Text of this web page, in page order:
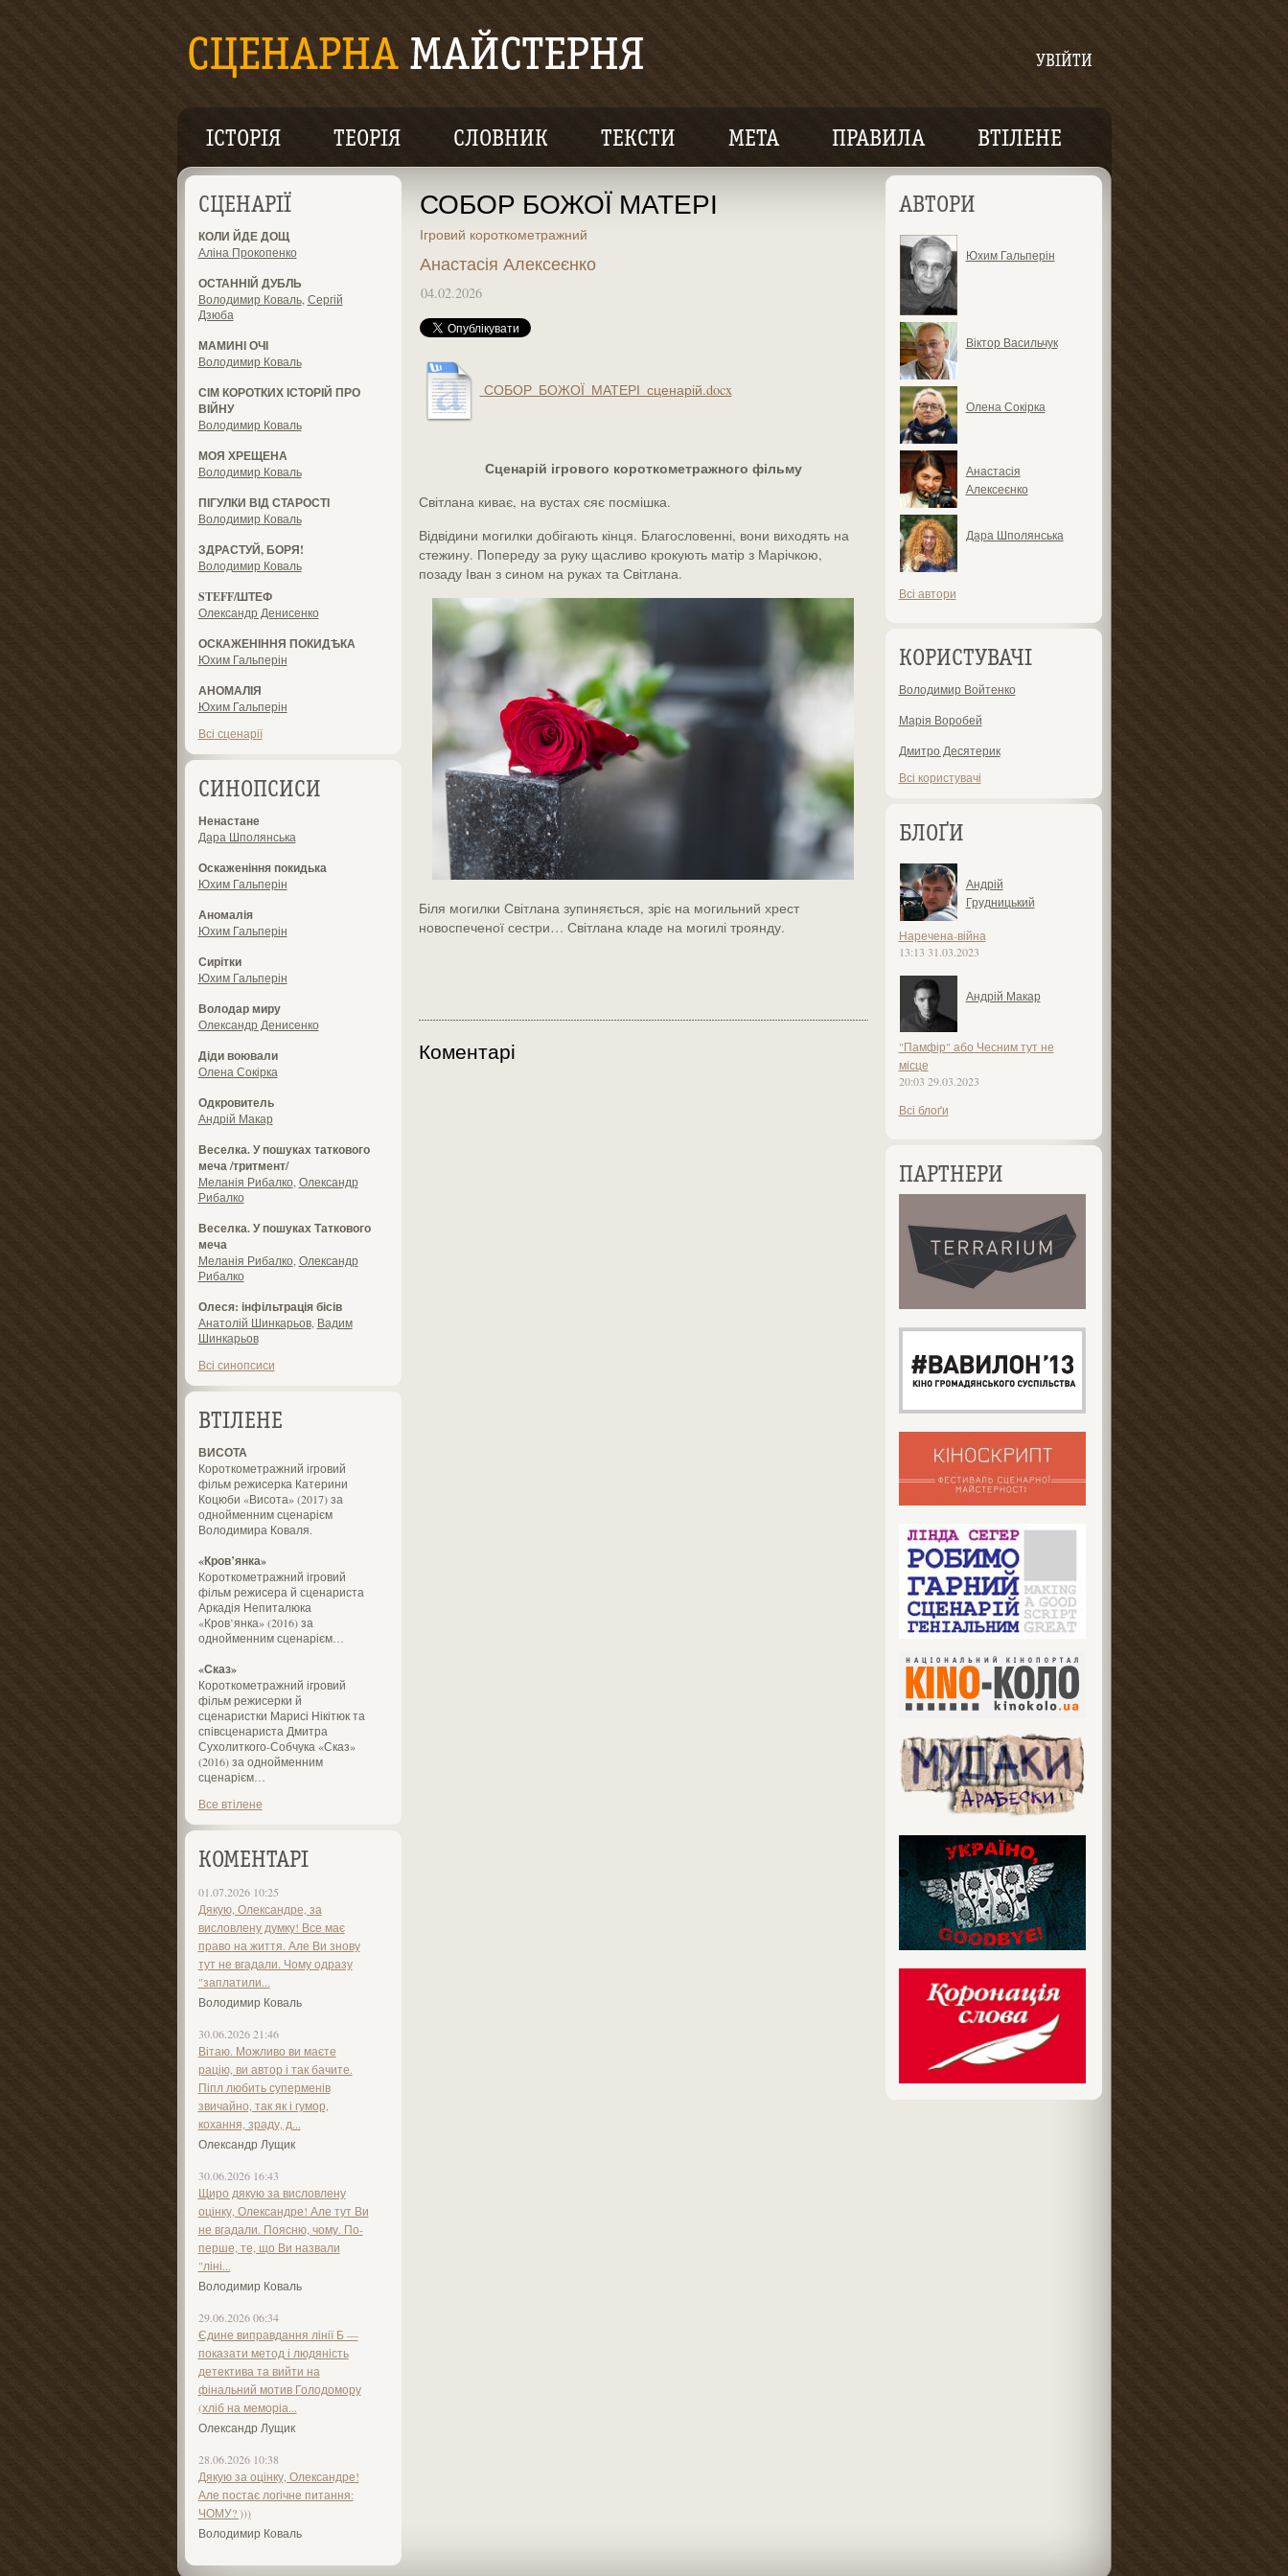
УВІЙТИ
ІСТОРІЯ ТЕОРІЯ СЛОВНИК ТЕКСТИ МЕТА ПРАВИЛА ВТІЛЕНЕ
СЦЕНАРІЇ
КОЛИ ЙДЕ ДОЩ
Аліна Прокопенко
ОСТАННІЙ ДУБЛЬ
Володимир Коваль, Сергій
Дзюба
МАМИНІ ОЧІ
Володимир Коваль
СІМ КОРОТКИХ ІСТОРІЙ ПРО
ВІЙНУ
Володимир Коваль
МОЯ ХРЕЩЕНА
Володимир Коваль
ПІГУЛКИ ВІД СТАРОСТІ
Володимир Коваль
ЗДРАСТУЙ, БОРЯ!
Володимир Коваль
STEFF/ШТЕФ
Олександр Денисенко
ОСКАЖЕНІННЯ ПОКИДѢКА
Юхим Гальперін
АНОМАЛІЯ
Юхим Гальперін
Всі сценарії
СИНОПСИСИ
Ненастане
Дара Шполянська
Оскаженіння покидька
Юхим Гальперін
Аномалія
Юхим Гальперін
Сирітки
Юхим Гальперін
Володар миру
Олександр Денисенко
Діди воювали
Олена Сокірка
Одкровитель
Андрій Макар
Веселка. У пошуках таткового
меча /тритмент/
Меланія Рибалко Олександр
Рибалко
Веселка. У пошуках Таткового
меча
Меланія Рибалко Олександр
Рибалко
Олеся: інфільтрація бісів
Анатолій Шинкарьов, Вадим
Шинкарьов
Всі синопсиси
ВТІЛЕНЕ
ВИСОТА
Короткометражний ігровий
фільм режисерка Катерини
Коцюби «Висота» (2017) за
однойменним сценарієм
Володимира Коваля.
«Кров’янка»
Короткометражний ігровий
фільм режисера й сценариста
Аркадія Непиталюка
«Кров’янка» (2016) за
однойменним сценарієм…
«Сказ»
Короткометражний ігровий
фільм режисерки й
сценаристки Марисі Нікітюк та
співсценариста Дмитра
Сухолиткого-Собчука «Сказ»
(2016) за однойменним
сценарієм…
Все втілене
КОМЕНТАРІ
01.07.2026 10:25
Дякую, Олександре, за
висловлену думку! Все має
право на життя. Але Ви знову
тут не вгадали. Чому одразу
"заплатили...
Володимир Коваль
30.06.2026 21:46
Вітаю. Можливо ви маєте
рацію, ви автор і так бачите.
Піпл любить суперменів
звичайно, так як і гумор,
кохання, зраду, д...
Олександр Лущик
30.06.2026 16:43
Щиро дякую за висловлену
оцінку, Олександре! Але тут Ви
не вгадали. Поясню, чому. По-
перше, те, що Ви назвали
"ліні...
Володимир Коваль
29.06.2026 06:34
Єдине виправдання лінії Б —
показати метод і людяність
детектива та вийти на
фінальний мотив Голодомору
(хліб на меморіа...
Олександр Лущик
28.06.2026 10:38
Дякую за оцінку, Олександре!
Але постає логічне питання:
ЧОМУ? )))
Володимир Коваль
АВТОРИ
Юхим Гальперін
Віктор Васильчук
Олена Сокірка
Анастасія
Алексеєнко
Дара Шполянська
Всі автори
КОРИСТУВАЧІ
Володимир Войтенко
Марія Воробей
Дмитро Десятерик
Всі користувачі
БЛОҐИ
Андрій
Грудницький
Наречена-війна
13:13 31.03.2023
Андрій Макар
"Памфір" або Чесним тут не
місце
20:03 29.03.2023
Всі блоґи
ПАРТНЕРИ
СОБОР БОЖОЇ МАТЕРІ
Ігровий короткометражний
Анастасія Алексеєнко
04.02.2026
СОБОР_БОЖОЇ_МАТЕРІ_сценарій.docx
Сценарій ігрового короткометражного фільму
Світлана киває, на вустах сяє посмішка.
Відвідини могилки добігають кінця. Благословенні, вони виходять на
стежину. Попереду за руку щасливо крокують матір з Марічкою,
позаду Іван з сином на руках та Світлана.
Біля могилки Світлана зупиняється, зріє на могильний хрест
новоспеченої сестри… Світлана кладе на могилі троянду.
Коментарі